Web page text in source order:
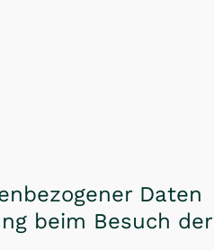
Daten
beim Besuch der